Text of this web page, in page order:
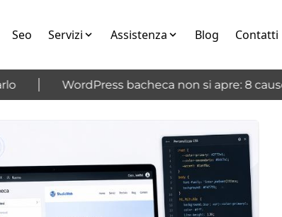
Seo Servizi Assistenza Blog Contatti
WordPress bacheca non si apre: 8 cause